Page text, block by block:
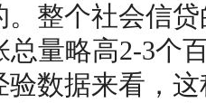
。整个社会信
总量略高2-3个
验数据来看，